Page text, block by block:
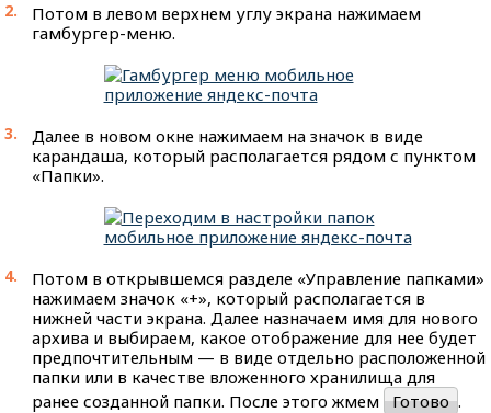
Потом в левом верхнем углу экрана нажимаем
гамбургер-меню.
Далее в новом окне нажимаем на значок в виде
карандаша, который располагается рядом с пунктом
«Папки».
Потом в открывшемся разделе «Управление папками»
нажимаем значок «+», который располагается в
нижней части экрана. Далее назначаем имя для нового
архива и выбираем, какое отображение для нее будет
предпочтительным — в виде отдельно расположенной
папки или в качестве вложенного хранилища для
ранее созданной папки. После этого жмем
Готово .